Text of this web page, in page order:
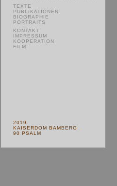
TEXTE
PUBLIKATIONEN
BIOGRAPHIE
PORTRAITS
KONTAKT
IMPRESSUM
KOOPERATION
FILM
2019
KAISERDOM BAMBERG
90 PSALM